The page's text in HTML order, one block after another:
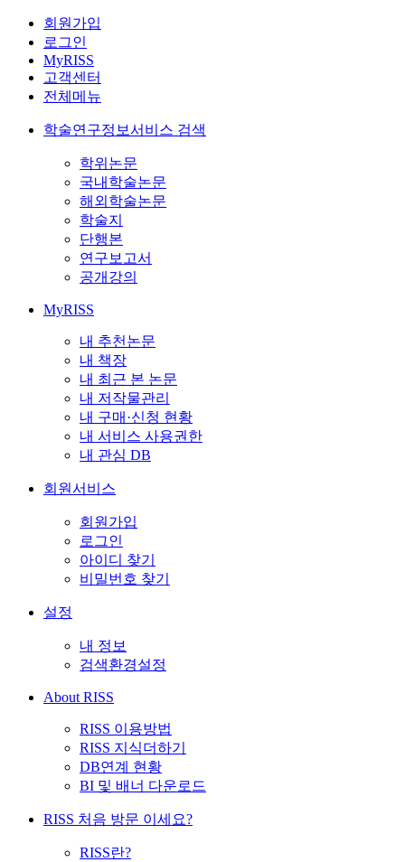
회원가입
로그인
MyRISS
고객센터
전체메뉴
학술연구정보서비스 검색
학위논문
국내학술논문
해외학술논문
학술지
단행본
연구보고서
공개강의
MyRISS
내 추천논문
내 책장
내 최근 본 논문
내 저작물관리
내 구매·신청 현황
내 서비스 사용권한
내 관심 DB
회원서비스
회원가입
로그인
아이디 찾기
비밀번호 찾기
설정
내 정보
검색환경설정
About RISS
RISS 이용방법
RISS 지식더하기
DB연계 현황
BI 및 배너 다운로드
RISS 처음 방문 이세요?
RISS란?